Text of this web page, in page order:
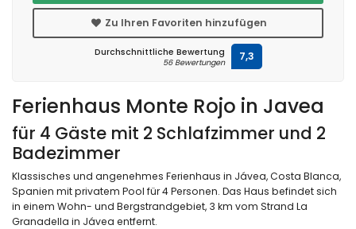
Ferienhaus Monte Rojo in Javea
für 4 Gäste mit 2 Schlafzimmer und 2
Badezimmer
Klassisches und angenehmes Ferienhaus in Jávea, Costa Blanca,
Spanien mit privatem Pool für 4 Personen. Das Haus befindet sich
in einem Wohn- und Bergstrandgebiet, 3 km vom Strand La
Granadella in Jávea entfernt.
Zu Ihren Favoriten hinzufügen
Durchschnittliche Bewertung
56 Bewertungen 7,3